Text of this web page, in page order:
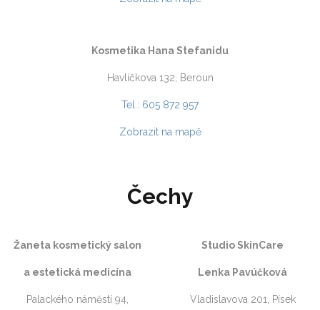
Kosmetika Hana Stefanidu
Havlíčkova 132, Beroun
Tel.: 605 872 957
Zobrazit na mapě
Čechy
Žaneta kosmetický salon
a estetická medicína
Palackého náměstí 94,
Studio SkinCare
Lenka Pavúčková
Vladislavova 201, Písek